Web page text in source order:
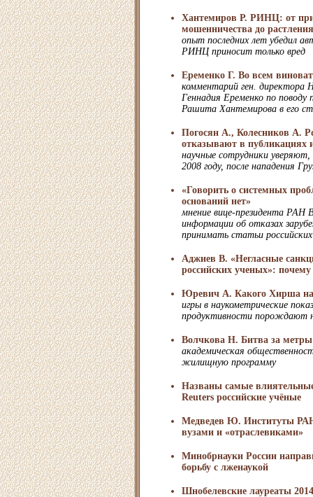
Хантемиров Р. РИНЦ: от
мошенничества до
опыт последних лет убедил
РИНЦ приносит только вред
Еременко Г. Во всем
комментарий ген. директора
Геннадия Еременко по поводу
Рашита Хантемирова в его
Погосян А., Колесников А.
отказывают в публикациях
научные сотрудники
2008 году, после нападения
«Говорить о системных
оснований нет»
мнение вице-президента РАН
информации об отказах
принимать статьи российских
Аджиев В. «Негласные
российских ученых»:
Юревич А. Какого Хирша
игры в наукометрические
продуктивности порождают
Волчкова Н. Битва за метры
академическая
жилищную программу
Названы самые
Reuters российские учёные
Медведев Ю. Институты РАН
вузами и «отраслевиками»
Минобрнауки России
борьбу с лженаукой
Шнобелевские лауреаты 2014